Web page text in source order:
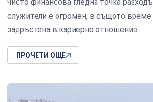
чисто финансова гледна точка
служители е огромен, в същото време
задръстена в кариерно отношение
ПРОЧЕТИ ОЩЕ